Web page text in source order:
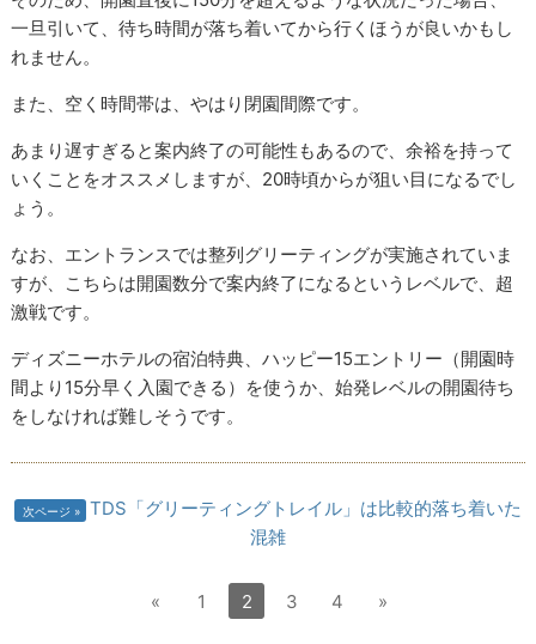
一旦引いて、待ち時間が落ち着いてから行くほうが良いかもし
れません。
また、空く時間帯は、やはり閉園間際です。
あまり遅すぎると案内終了の可能性もあるので、余裕を持って
いくことをオススメしますが、20時頃からが狙い目になるでし
ょう。
なお、エントランスでは整列グリーティングが実施されていま
すが、こちらは開園数分で案内終了になるというレベルで、超
激戦です。
ディズニーホテルの宿泊特典、ハッピー15エントリー（開園時
間より15分早く入園できる）を使うか、始発レベルの開園待ち
をしなければ難しそうです。
次ページ
TDS「グリーティングトレイル」は比較的落ち着いた
混雑
« 1 2 3 4 »